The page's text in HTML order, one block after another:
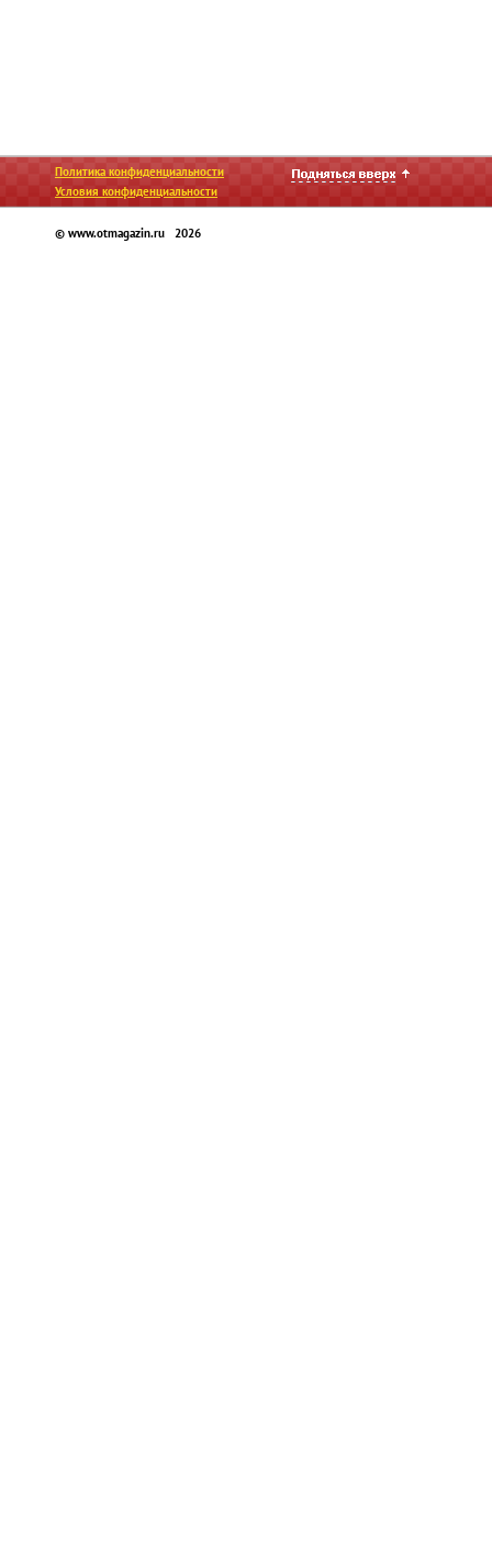
Политика конфиденциальности
Условия конфиденциальности
© www.otmagazin.ru 2026